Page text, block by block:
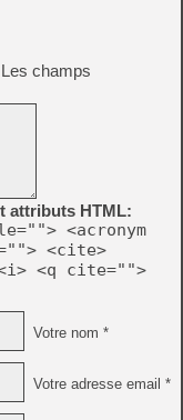
Les champs
attributs HTML:
<acronym
<cite>
<i> <q cite="">
Votre nom *
Votre adresse email *